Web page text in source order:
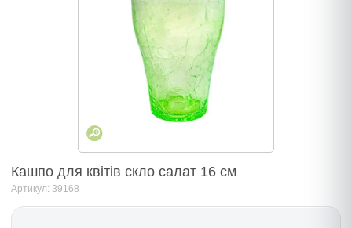
Кашпо для квітів скло салат 16 см
Артикул: 39168